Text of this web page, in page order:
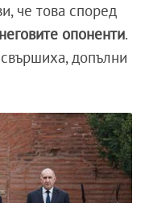
че това според
опоненти.
допълни